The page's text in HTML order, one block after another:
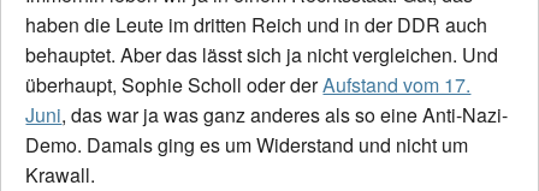
haben die Leute im dritten Reich und in der DDR auch
behauptet. Aber das lässt sich ja nicht vergleichen. Und
überhaupt, Sophie Scholl oder derAufstand vom 17.
Juni, das war ja was ganz anderes als so eine Anti-Nazi-
Demo. Damals ging es um Widerstand und nicht um
Krawall.